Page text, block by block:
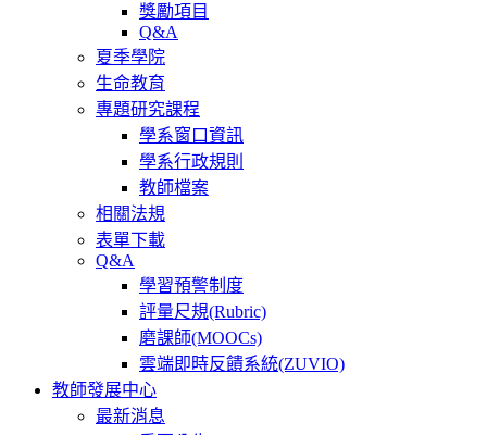
獎勵項目
Q&A
夏季學院
生命教育
專題研究課程
學系窗口資訊
學系行政規則
教師檔案
相關法規
表單下載
Q&A
學習預警制度
評量尺規(Rubric)
磨課師(MOOCs)
雲端即時反饋系統(ZUVIO)
教師發展中心
最新消息